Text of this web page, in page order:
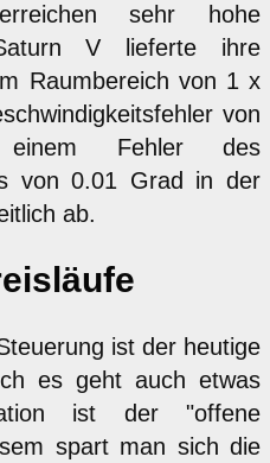
sehr hohe
V lieferte ihre
Raumbereich von 1 x
von
Fehler des
von 0.01 Grad in der
ab.
ist der heutige
es geht auch etwas
ist der "offene
spart man sich die